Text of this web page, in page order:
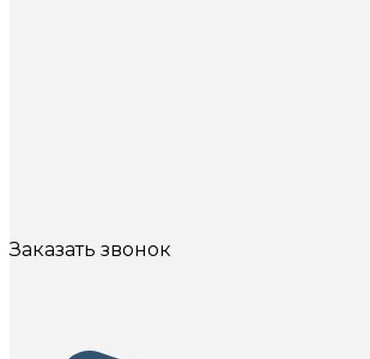
Заказать звонок